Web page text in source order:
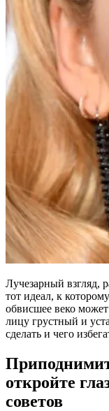
Лучезарный взгляд,
тот идеал, к
обвисшее веко
лицу грустный и
сделать и чего
откройте
советов